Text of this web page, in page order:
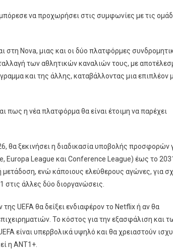
να προχωρήσει στις συμφωνίες με τις
στη Nova, μιας και οι δύο πλατφόρμες
των αθλητικών καναλιών τους, με
και της άλλης, καταβάλλοντας μια επιπλέον
πως η νέα πλατφόρμα θα είναι έτοιμη να παρέχει
θα ξεκινήσει η διαδικασία υποβολής προσφορών
Europa League και Conference League) έως το
ενώ κάποιους ελεύθερους αγώνες, για
άλλες δύο διοργανώσεις.
UEFA θα δείξει ενδιαφέρον το Netflix ή αν θα
Το κόστος για την εξασφάλιση και
είναι υπερβολικά υψηλό και θα χρειαστούν
η ANT1+.